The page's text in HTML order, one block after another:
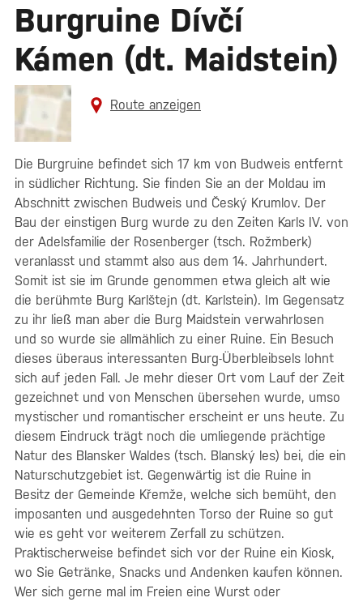
Burgruine Dívčí
Kámen (dt. Maidstein)
Route anzeigen
Die Burgruine befindet sich 17 km von Budweis entfernt
in südlicher Richtung. Sie finden Sie an der Moldau im
Abschnitt zwischen Budweis und Český Krumlov. Der
Bau der einstigen Burg wurde zu den Zeiten Karls IV. von
der Adelsfamilie der Rosenberger (tsch. Rožmberk)
veranlasst und stammt also aus dem 14. Jahrhundert.
Somit ist sie im Grunde genommen etwa gleich alt wie
die berühmte Burg Karlštejn (dt. Karlstein). Im Gegensatz
zu ihr ließ man aber die Burg Maidstein verwahrlosen
und so wurde sie allmählich zu einer Ruine. Ein Besuch
dieses überaus interessanten Burg-Überbleibsels lohnt
sich auf jeden Fall. Je mehr dieser Ort vom Lauf der Zeit
gezeichnet und von Menschen übersehen wurde, umso
mystischer und romantischer erscheint er uns heute. Zu
diesem Eindruck trägt noch die umliegende prächtige
Natur des Blansker Waldes (tsch. Blanský les) bei, die ein
Naturschutzgebiet ist. Gegenwärtig ist die Ruine in
Besitz der Gemeinde Křemže, welche sich bemüht, den
imposanten und ausgedehnten Torso der Ruine so gut
wie es geht vor weiterem Zerfall zu schützen.
Praktischerweise befindet sich vor der Ruine ein Kiosk,
wo Sie Getränke, Snacks und Andenken kaufen können.
Wer sich gerne mal im Freien eine Wurst oder